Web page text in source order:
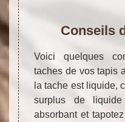
Conseils
Voici quelques
taches de vos tapis
la tache est liquide,
surplus de
absorbant et